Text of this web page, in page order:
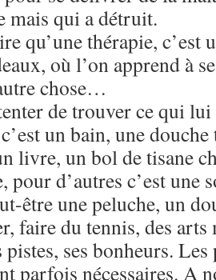
mais qui a détruit.
qu’une thérapie, c’est
où l’on apprend à
chose…
de trouver ce qui
un bain, une
livre, un bol de tisane
pour d’autres c’est une
être une peluche, un
faire du tennis, des
ses bonheurs. Les
parfois nécessaires. A